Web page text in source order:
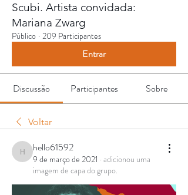
Scubi. Artista convidada:
Mariana Zwarg
Público · 209 Participantes
Entrar
Discussão Participantes Sobre
Voltar
hello61592
hello61592
9 de março de 2021 · adicionou uma
imagem de capa do grupo.